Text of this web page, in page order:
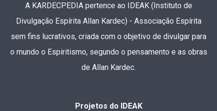
A KARDECPEDIA pertence ao IDEAK (Instituto de
Divulgação Espírita Allan Kardec) - Associação Espírita
sem fins lucrativos, criada com o objetivo de divulgar para
o mundo o Espiritismo, segundo o pensamento e as obras
de Allan Kardec.
Projetos do IDEAK